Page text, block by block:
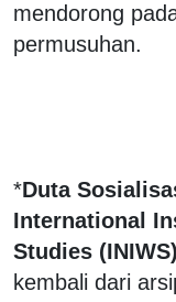
mendorong
permusuhan.
*Duta
International
Studies
kembali dari